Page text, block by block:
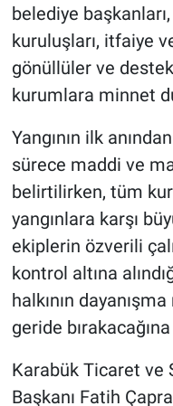
belediye
kuruluşları, itfaiye
gönüllüler ve
kurumlara minnet
Yangının ilk
sürece maddi ve
belirtilirken, tüm
yangınlara karşı
ekiplerin özverili
kontrol altına
halkının
geride
Karabük Ticaret ve
Başkanı Fatih